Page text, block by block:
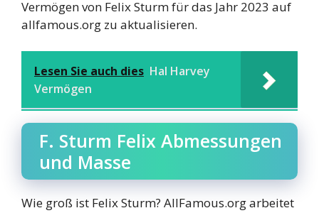
Vermögen von Felix Sturm für das Jahr 2023 auf
allfamous.org zu aktualisieren.
Lesen Sie auch dies Hal Harvey
Vermögen
F. Sturm Felix Abmessungen
und Masse
Wie groß ist Felix Sturm? AllFamous.org arbeitet